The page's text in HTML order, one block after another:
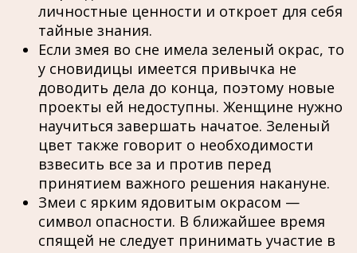
личностные ценности и откроет для себя
тайные знания.
Если змея во сне имела зеленый окрас, то
у сновидицы имеется привычка не
доводить дела до конца, поэтому новые
проекты ей недоступны. Женщине нужно
научиться завершать начатое. Зеленый
цвет также говорит о необходимости
взвесить все за и против перед
принятием важного решения накануне.
Змеи с ярким ядовитым окрасом —
символ опасности. В ближайшее время
спящей не следует принимать участие в